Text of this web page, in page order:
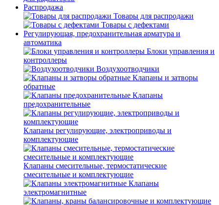
Распродажа
Товары для распродажи
Товары с дефектами
Регулирующая, предохранительная арматура и
автоматика
Блоки управления и
контроллеры
Воздухоотводчики
Клапаны и затворы
обратные
Клапаны
предохранительные
Клапаны регулирующие, электроприводы и
комплектующие
Клапаны смесительные, термостатические
смесительные и комплектующие
Клапаны
электромагнитные